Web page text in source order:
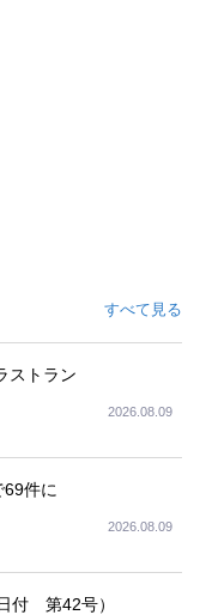
すべて見る
ストラン
2026.08.09
件に
2026.08.09
付 第42号）